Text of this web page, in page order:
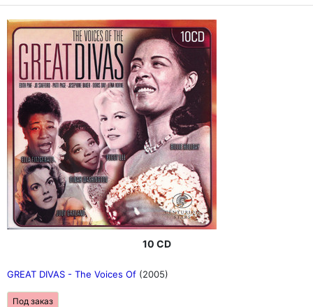
10 CD
GREAT DIVAS - The Voices Of (2005)
Под заказ